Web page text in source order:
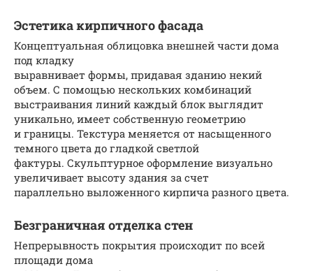
Эстетика кирпичного фасада
Концептуальная облицовка внешней части дома
под кладку
выравнивает формы, придавая зданию некий
объем. С помощью нескольких комбинаций
выстраивания линий каждый блок выглядит
уникально, имеет собственную геометрию
и границы. Текстура меняется от насыщенного
темного цвета до гладкой светлой
фактуры. Скульптурное оформление визуально
увеличивает высоту здания за счет
параллельно выложенного кирпича разного цвета.
Безграничная отделка стен
Непрерывность покрытия происходит по всей
площади дома